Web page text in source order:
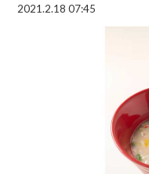
2021.2.18 07:45